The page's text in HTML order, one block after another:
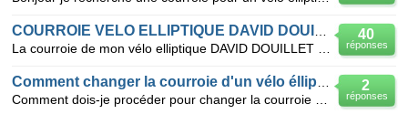
40
réponses
2
réponses